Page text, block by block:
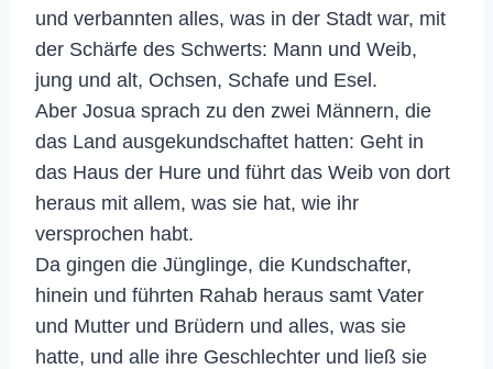
und verbannten alles, was in der Stadt war, mit
der Schärfe des Schwerts: Mann und Weib,
jung und alt, Ochsen, Schafe und Esel.
Aber Josua sprach zu den zwei Männern, die
das Land ausgekundschaftet hatten: Geht in
das Haus der Hure und führt das Weib von dort
heraus mit allem, was sie hat, wie ihr
versprochen habt.
Da gingen die Jünglinge, die Kundschafter,
hinein und führten Rahab heraus samt Vater
und Mutter und Brüdern und alles, was sie
hatte, und alle ihre Geschlechter und ließ sie